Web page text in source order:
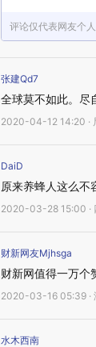
评论仅代表网友个
张建Qd7
全球莫不如此。尽
2020-04-12 14:20 ·
DaiD
原来养蜂人这么不
2020-03-28 15:00 ·
财新网友Mjhsga
财新网值得一万个
2020-03-16 05:39 ·
水木西南